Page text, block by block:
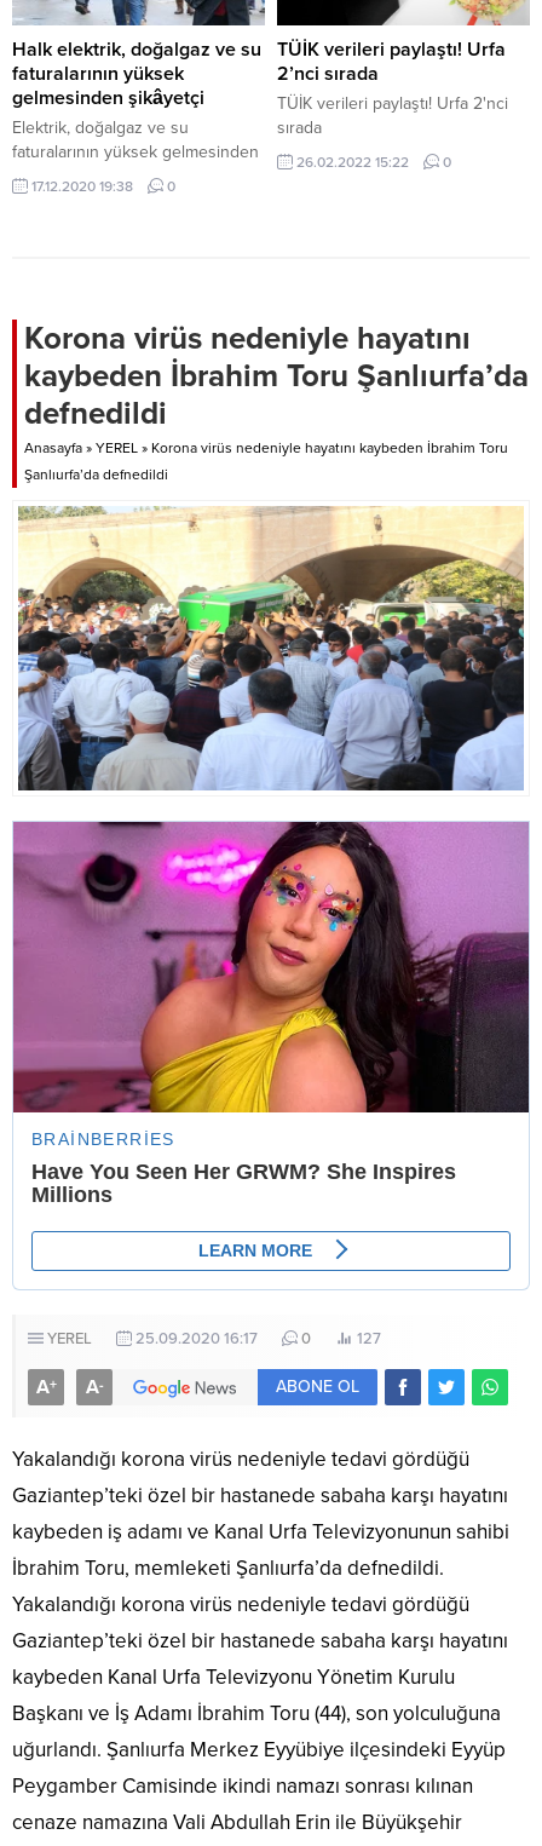
Halk elektrik, doğalgaz ve su
faturalarının yüksek
gelmesinden şikâyetçi
Elektrik, doğalgaz ve su
faturalarının yüksek gelmesinden
dert yanan vatandaşlar,
faturalarını artık ödemekte
17.12.2020 19:38 0
TÜİK verileri paylaştı! Urfa
2’nci sırada
TÜİK verileri paylaştı! Urfa 2'nci
sırada
26.02.2022 15:22 0
Korona virüs nedeniyle hayatını
kaybeden İbrahim Toru Şanlıurfa’da
defnedildi
Anasayfa » YEREL » Korona virüs nedeniyle hayatını kaybeden İbrahim Toru
Şanlıurfa’da defnedildi
YEREL 25.09.2020 16:17 0 127
A+ A- ABONE OL
Yakalandığı korona virüs nedeniyle tedavi gördüğü
Gaziantep’teki özel bir hastanede sabaha karşı hayatını
kaybeden iş adamı ve Kanal Urfa Televizyonunun sahibi
İbrahim Toru, memleketi Şanlıurfa’da defnedildi.
Yakalandığı korona virüs nedeniyle tedavi gördüğü
Gaziantep’teki özel bir hastanede sabaha karşı hayatını
kaybeden Kanal Urfa Televizyonu Yönetim Kurulu
Başkanı ve İş Adamı İbrahim Toru (44), son yolculuğuna
uğurlandı. Şanlıurfa Merkez Eyyübiye ilçesindeki Eyyüp
Peygamber Camisinde ikindi namazı sonrası kılınan
cenaze namazına Vali Abdullah Erin ile Büyükşehir